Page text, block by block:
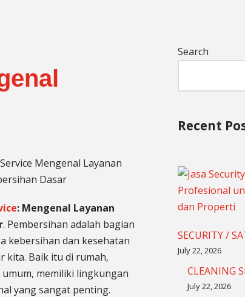
: Mengenal Layanan
. Pembersihan adalah bagian
kebersihan dan kesehatan
kita. Baik itu di rumah,
memiliki lingkungan
yang sangat penting.
Search
Recent
SECURITY /
July 22, 2026
CLEANING
July 22, 2026